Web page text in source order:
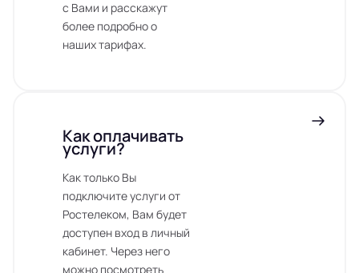
с Вами и расскажут
более подробно о
наших тарифах.
Как оплачивать
услуги?
Как только Вы
подключите услуги от
Ростелеком, Вам будет
доступен вход в личный
кабинет. Через него
можно посмотреть